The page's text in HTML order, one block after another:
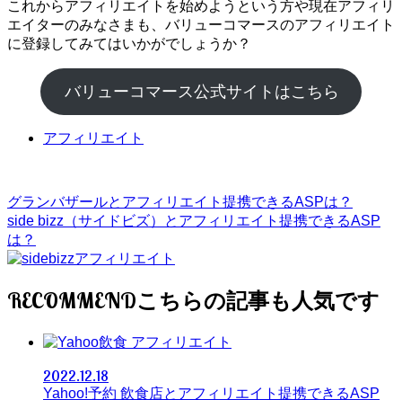
これからアフィリエイトを始めようという方や現在アフィリ
エイターのみなさまも、バリューコマースのアフィリエイト
に登録してみてはいかがでしょうか？
バリューコマース公式サイトはこちら
アフィリエイト
グランバザールとアフィリエイト提携できるASPは？
side bizz（サイドビズ）とアフィリエイト提携できるASP
は？
RECOMMEND
アフィリエイト
2022.12.18
Yahoo!予約 飲食店とアフィリエイト提携できるASP